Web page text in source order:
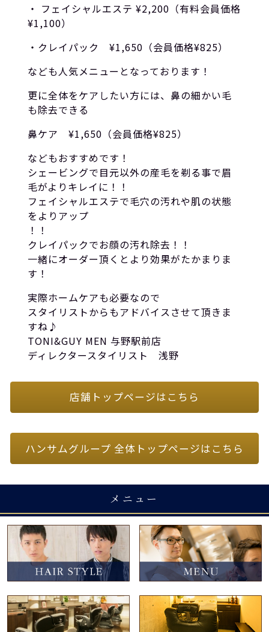
・ フェイシャルエステ ¥2,200（有料会員価格
¥1,100）
・クレイパック ¥1,650（会員価格¥825）
なども人気メニューとなっております！
更に全体をケアしたい方には、鼻の細かい毛
も除去できる
鼻ケア ¥1,650（会員価格¥825）
などもおすすめです！
シェービングで目元以外の産毛を剃る事で眉
毛がよりキレイに！！
フェイシャルエステで毛穴の汚れや肌の状態
をよりアップ
！！
クレイパックでお顔の汚れ除去！！
一緒にオーダー頂くとより効果がたかまりま
す！
実際ホームケアも必要なので
スタイリストからもアドバイスさせて頂きま
すね♪
TONI&GUY MEN 与野駅前店
ディレクタースタイリスト 浅野
店舗トップページはこちら
ハンサムグループ 全体トップページはこちら
メニュー